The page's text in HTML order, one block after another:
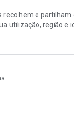
e partilham
utilização, região e